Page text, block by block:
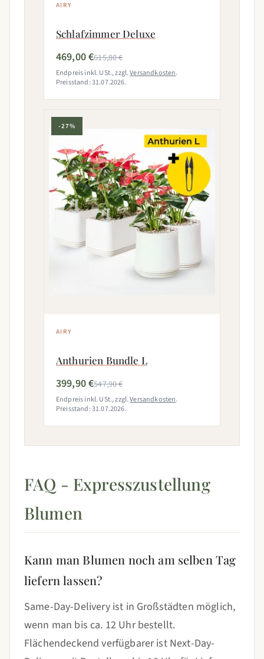
AIRY
Schlafzimmer Deluxe
469,00 €615,80 €
Endpreis inkl. USt., zzgl.Versandkosten.
Preisstand: 31.07.2026.
-27%
AIRY
Anthurien Bundle L
399,90 €547,90 €
Endpreis inkl. USt., zzgl.Versandkosten.
Preisstand: 31.07.2026.
FAQ - Expresszustellung
Blumen
Kann man Blumen noch am selben Tag
liefern lassen?
Same-Day-Delivery ist in Großstädten möglich,
wenn man bis ca. 12 Uhr bestellt.
Flächendeckend verfügbarer ist Next-Day-